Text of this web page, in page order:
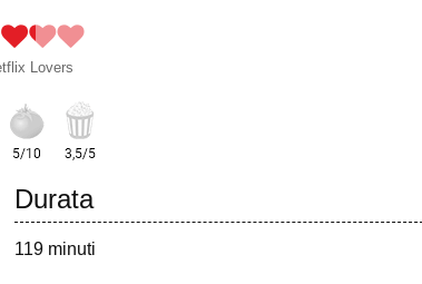
Lovers
Durata
119 minuti